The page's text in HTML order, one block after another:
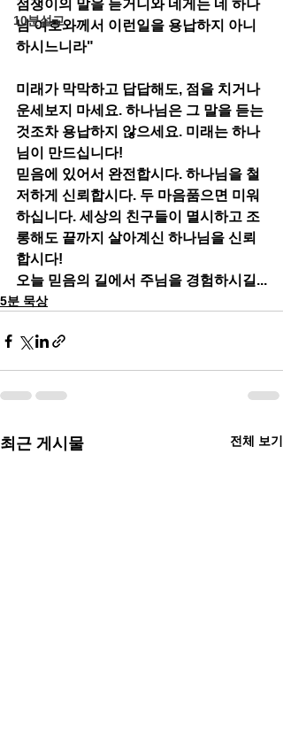
10분설교
점쟁이의 말을 듣거니와 네게는 네 하나
님 여호와께서 이런일을 용납하지 아니
하시느니라"
미래가 막막하고 답답해도, 점을 치거나
운세보지 마세요. 하나님은 그 말을 듣는
것조차 용납하지 않으세요. 미래는 하나
님이 만드십니다!
믿음에 있어서 완전합시다. 하나님을 철
저하게 신뢰합시다. 두 마음품으면 미워
하십니다. 세상의 친구들이 멸시하고 조
롱해도 끝까지 살아계신 하나님을 신뢰
합시다!
오늘 믿음의 길에서 주님을 경험하시길...
5분 묵상
최근 게시물 전체 보기